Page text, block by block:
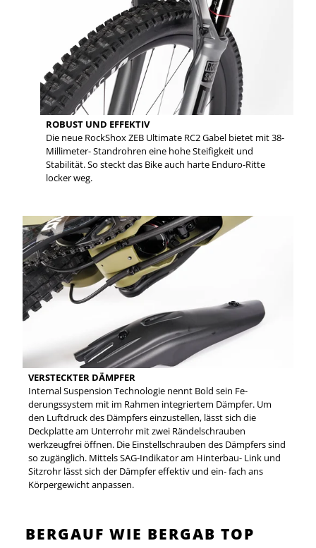
ROBUST UND EFFEKTIV
Die neue RockShox ZEB Ultimate RC2 Gabel bietet mit 38-
Millimeter- Standrohren eine hohe Steifigkeit und
Stabilität. So steckt das Bike auch harte Enduro-Ritte
locker weg.
VERSTECKTER DÄMPFER
Internal Suspension Technologie nennt Bold sein Fe-
derungssystem mit im Rahmen integriertem Dämpfer. Um
den Luftdruck des Dämpfers einzustellen, lässt sich die
Deckplatte am Unterrohr mit zwei Rändelschrauben
werkzeugfrei öffnen. Die Einstellschrauben des Dämpfers sind
so zugänglich. Mittels SAG-Indikator am Hinterbau- Link und
Sitzrohr lässt sich der Dämpfer effektiv und ein- fach ans
Körpergewicht anpassen.
BERGAUF WIE BERGAB TOP